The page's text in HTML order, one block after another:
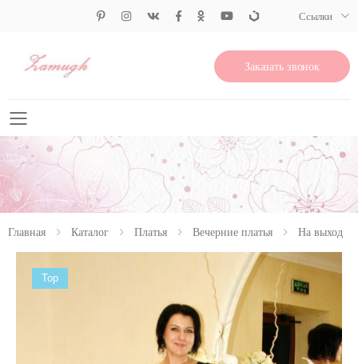
Ссылки
Заказать звонок
Свернуть меню
Главная Каталог Платья Вечерние платья На выход
Top